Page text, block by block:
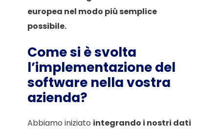
europea nel modo più semplice
possibile.
Come si è svolta
l’implementazione del
software nella vostra
azienda?
Abbiamo iniziato integrando i nostri dati